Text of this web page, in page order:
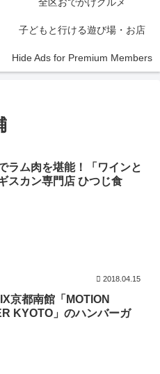
全区おでかけグルメ
子どもと行ける遊び場・お店
Hide Ads for Premium Members
ラム肉を堪能！「ワインと
スカン専門店 ひつじ食
2018.04.15
京都南館「MOTION
KYOTO」のハンバーガ